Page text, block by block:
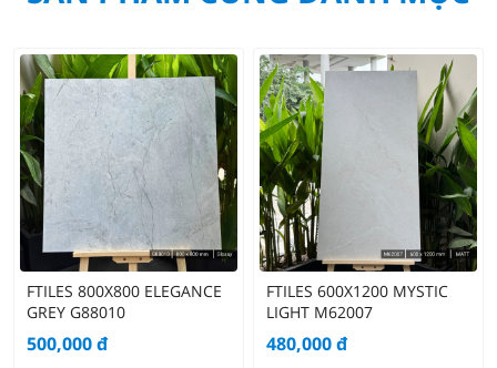
FTILES 800X800 ELEGANCE
GREY G88010
500,000đ
FTILES 600X1200 MYSTIC
LIGHT M62007
480,000đ